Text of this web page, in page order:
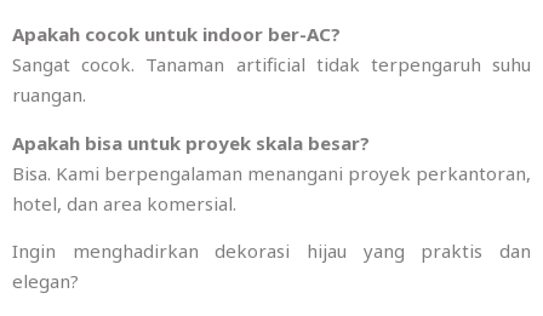
Apakah cocok untuk indoor ber-AC?
Sangat cocok. Tanaman artificial tidak terpengaruh suhu
ruangan.
Apakah bisa untuk proyek skala besar?
Bisa. Kami berpengalaman menangani proyek perkantoran,
hotel, dan area komersial.
Ingin menghadirkan dekorasi hijau yang praktis dan
elegan?